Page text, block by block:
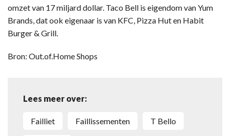
omzet van 17 miljard dollar. Taco Bell is eigendom van Yum
Brands, dat ook eigenaar is van KFC, Pizza Hut en Habit
Burger & Grill.
Bron: Out.of.Home Shops
Lees meer over:
failliet faillissementen T Bello